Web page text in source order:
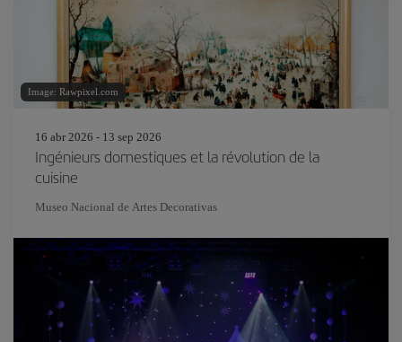
Image: Rawpixel.com
16 abr 2026 - 13 sep 2026
Ingénieurs domestiques et la révolution de la
cuisine
Museo Nacional de Artes Decorativas